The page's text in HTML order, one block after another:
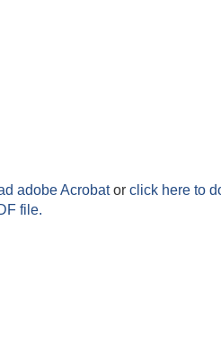
adobe Acrobator click here to
file.